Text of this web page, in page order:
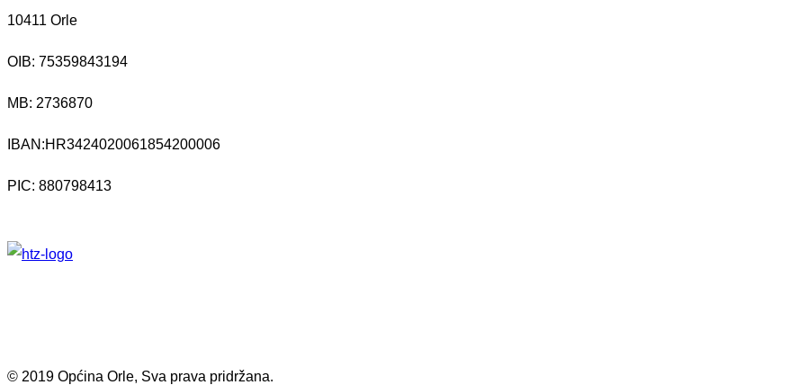
10411 Orle
OIB: 75359843194
MB: 2736870
IBAN:HR3424020061854200006
PIC: 880798413
© 2019 Općina Orle, Sva prava pridržana.